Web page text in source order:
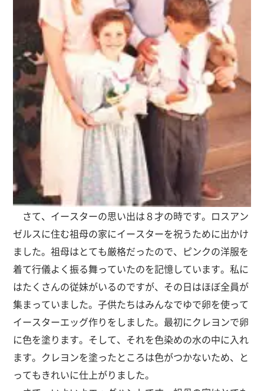
さて、イースターの思い出は８才の時です。ロスアン
ゼルスに住む祖母の家にイースターを祝うために出かけ
ました。祖母はとても厳格だったので、ピンクの洋服を
着て行儀よく振る舞っていたのを記憶しています。私に
はたくさんの従妹がいるのですが、その日はほぼ全員が
集まっていました。子供たちはみんなでゆで卵を使って
イースターエッグ作りをしました。最初にクレヨンで卵
に色を塗ります。そして、それを色染めの水の中に入れ
ます。クレヨンを塗ったところは色がつかないため、と
ってもきれいに仕上がりました。